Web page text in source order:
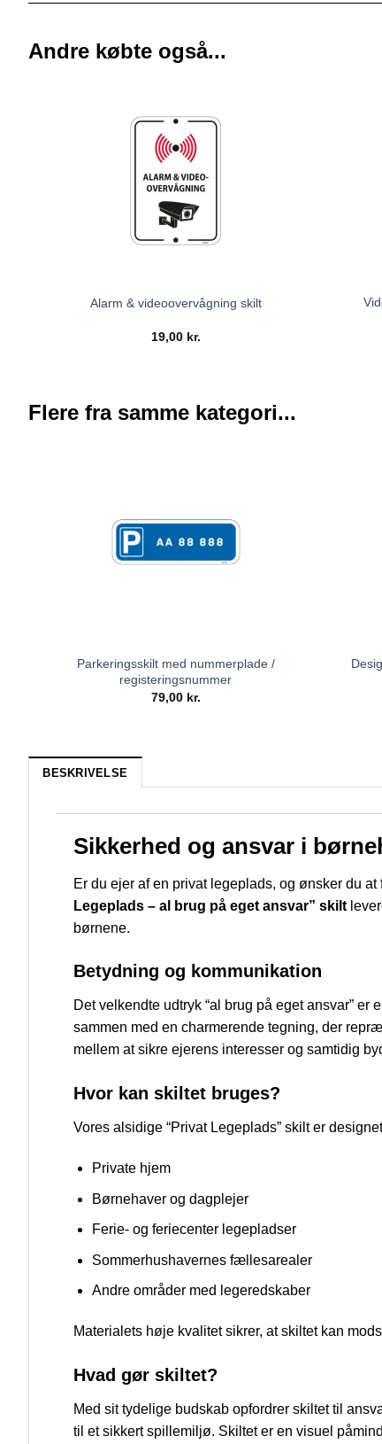
Andre købte også...
Alarm & videoovervågning skilt
19,00 kr.
Flere fra samme kategori...
Parkeringsskilt med nummerplade /
registeringsnummer
79,00 kr.
BESKRIVELSE
Sikkerhed og ansvar i
Er du ejer af en privat legeplads, og ønsker du
Legeplads – al brug på eget ansvar” skilt
børnene.
Betydning og kommunikation
Det velkendte udtryk “al brug på eget ansvar”
sammen med en charmerende tegning, der
mellem at sikre ejerens interesser og samtidig
Hvor kan skiltet bruges?
Vores alsidige “Privat Legeplads” skilt er
Private hjem
Børnehaver og dagplejer
Ferie- og feriecenter legepladser
Sommerhushavernes fællesarealer
Andre områder med legeredskaber
Materialets høje kvalitet sikrer, at skiltet kan
Hvad gør skiltet?
Med sit tydelige budskab opfordrer skiltet til
til et sikkert spillemiljø. Skiltet er en visuel